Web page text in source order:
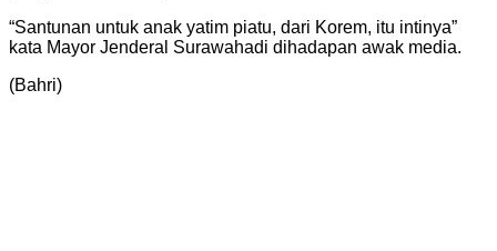
“Santunan untuk anak yatim piatu, dari Korem, itu intinya”
kata Mayor Jenderal Surawahadi dihadapan awak media.
(Bahri)